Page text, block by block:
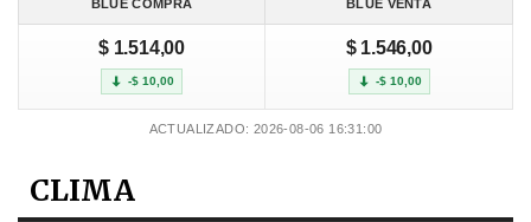
BLUE COMPRA BLUE VENTA
$ 1.514,00
-$ 10,00
$ 1.546,00
-$ 10,00
ACTUALIZADO: 2026-08-06 16:31:00
CLIMA